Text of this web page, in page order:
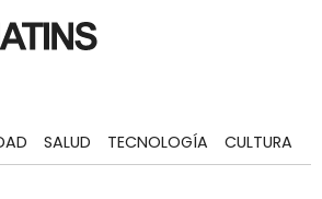
SALUD TECNOLOGÍA CULTURA